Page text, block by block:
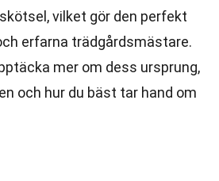
vilket gör den perfekt
erfarna trädgårdsmästare.
mer om dess ursprung,
och hur du bäst tar hand om